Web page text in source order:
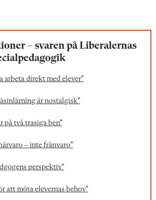
– svaren på Liberalernas
arbeta direkt med elever”
är nostalgisk”
på två trasiga ben”
– inte frånvaro”
perspektiv”
att möta elevernas behov”